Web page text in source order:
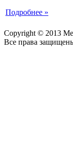
Подробнее »
Copyright © 2013
Все права